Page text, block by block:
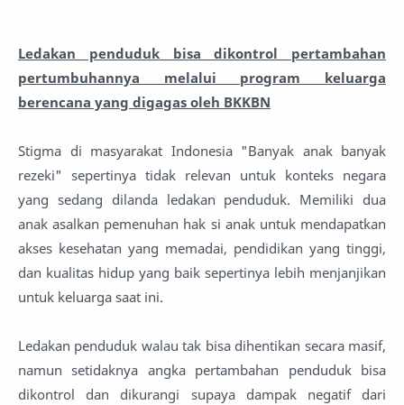
Ledakan penduduk bisa dikontrol pertambahan
pertumbuhannya melalui program keluarga
berencana yang digagas oleh BKKBN
Stigma di masyarakat Indonesia "Banyak anak banyak
rezeki" sepertinya tidak relevan untuk konteks negara
yang sedang dilanda ledakan penduduk. Memiliki dua
anak asalkan pemenuhan hak si anak untuk mendapatkan
akses kesehatan yang memadai, pendidikan yang tinggi,
dan kualitas hidup yang baik sepertinya lebih menjanjikan
untuk keluarga saat ini.
Ledakan penduduk walau tak bisa dihentikan secara masif,
namun setidaknya angka pertambahan penduduk bisa
dikontrol dan dikurangi supaya dampak negatif dari